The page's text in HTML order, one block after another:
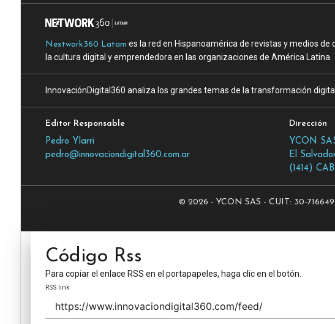
Nextwork360 Latam es la red en Hispanoamérica de revistas y medios
la cultura digital y emprendedora en las organizaciones de América Latina.
InnovaciónDigital360 analiza los grandes temas de la transformación
Editor Responsable
Pedro Ylarri
pedro@innovaciondigital360.com.ar
Dirección
YCON
El
(1414)
© 2026 - YCON SAS - CUIT: 30-
Código Rss
Para copiar el enlace RSS en el portapapeles, haga clic en el botón.
RSS link